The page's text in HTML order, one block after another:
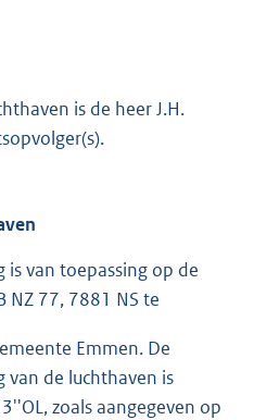
is de heer J.H.
is van toepassing op de
NZ 77, 7881 NS te
Emmen. De
van de luchthaven is
zoals aangegeven op